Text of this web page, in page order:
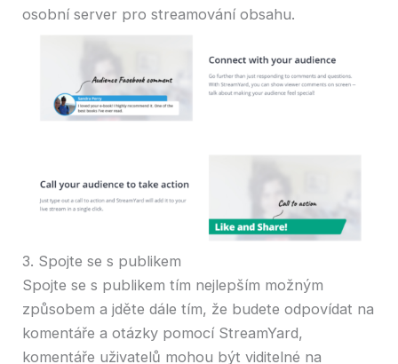
osobní server pro streamování obsahu.
3. Spojte se s publikem
Spojte se s publikem tím nejlepším možným
způsobem a jděte dále tím, že budete odpovídat na
komentáře a otázky pomocí StreamYard,
komentáře uživatelů mohou být viditelné na